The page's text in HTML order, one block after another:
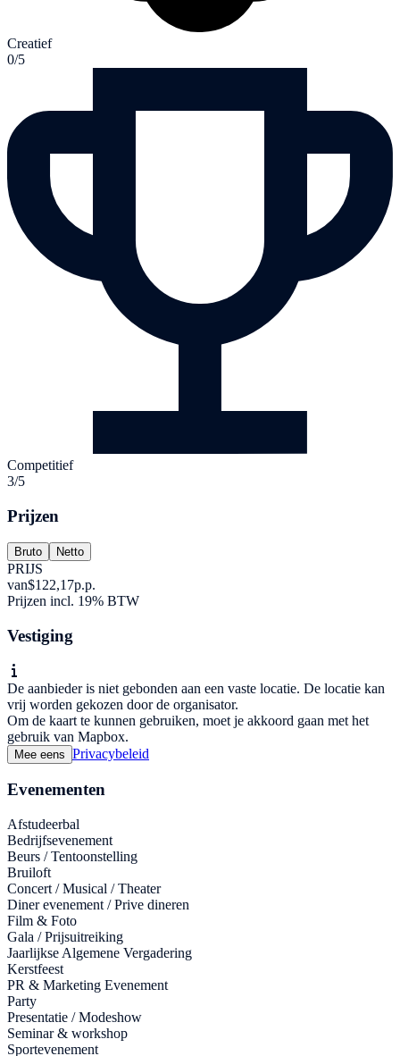
Creatief
0/5
Competitief
3/5
Prijzen
Bruto Netto
PRIJS
van$122,17p.p.
Prijzen incl. 19% BTW
Vestiging
De aanbieder is niet gebonden aan een vaste locatie. De locatie kan
vrij worden gekozen door de organisator.
Om de kaart te kunnen gebruiken, moet je akkoord gaan met het
gebruik van Mapbox.
Mee eens Privacybeleid
Evenementen
Afstudeerbal
Bedrijfsevenement
Beurs / Tentoonstelling
Bruiloft
Concert / Musical / Theater
Diner evenement / Prive dineren
Film & Foto
Gala / Prijsuitreiking
Jaarlijkse Algemene Vergadering
Kerstfeest
PR & Marketing Evenement
Party
Presentatie / Modeshow
Seminar & workshop
Sportevenement